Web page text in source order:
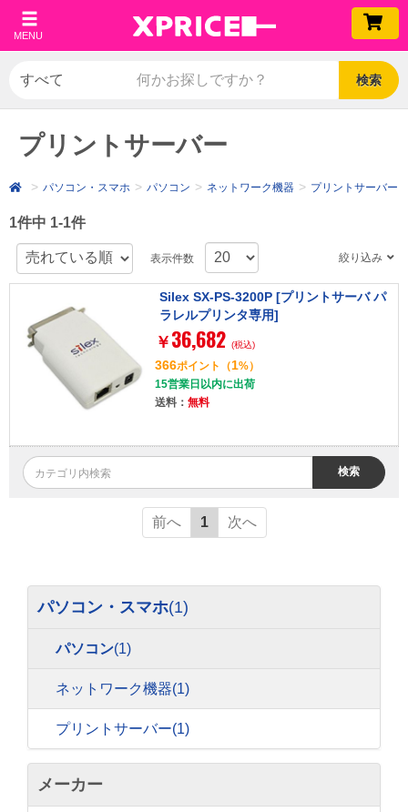
MENU
検索
プリントサーバー
パソコン・スマホ パソコン ネットワーク機器 プリントサーバー
1件中 1-1件
表示件数 絞り込み
Silex SX-PS-3200P [プリントサーバ パ
ラレルプリンタ専用]
￥ 36,682 (税込)
366ポイント （1%）
15営業日以内に出荷
送料： 無料
検索
前へ 1 次へ
パソコン・スマホ(1)
パソコン(1)
ネットワーク機器(1)
プリントサーバー(1)
メーカー